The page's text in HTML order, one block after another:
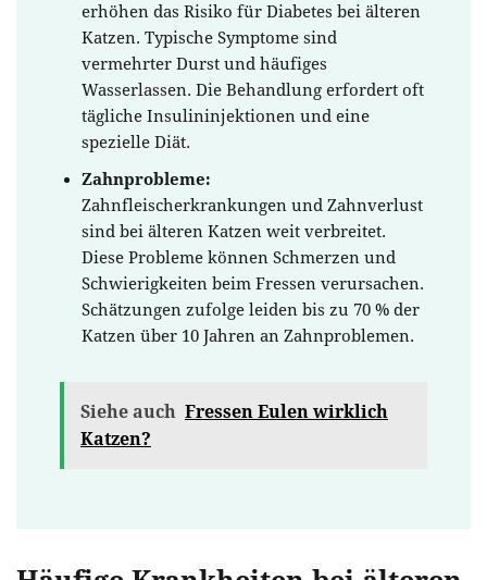
erhöhen das Risiko für Diabetes bei älteren
Katzen. Typische Symptome sind
vermehrter Durst und häufiges
Wasserlassen. Die Behandlung erfordert oft
tägliche Insulininjektionen und eine
spezielle Diät.
Zahnprobleme:
Zahnfleischerkrankungen und Zahnverlust
sind bei älteren Katzen weit verbreitet.
Diese Probleme können Schmerzen und
Schwierigkeiten beim Fressen verursachen.
Schätzungen zufolge leiden bis zu 70 % der
Katzen über 10 Jahren an Zahnproblemen.
Siehe auch Fressen Eulen wirklich
Katzen?